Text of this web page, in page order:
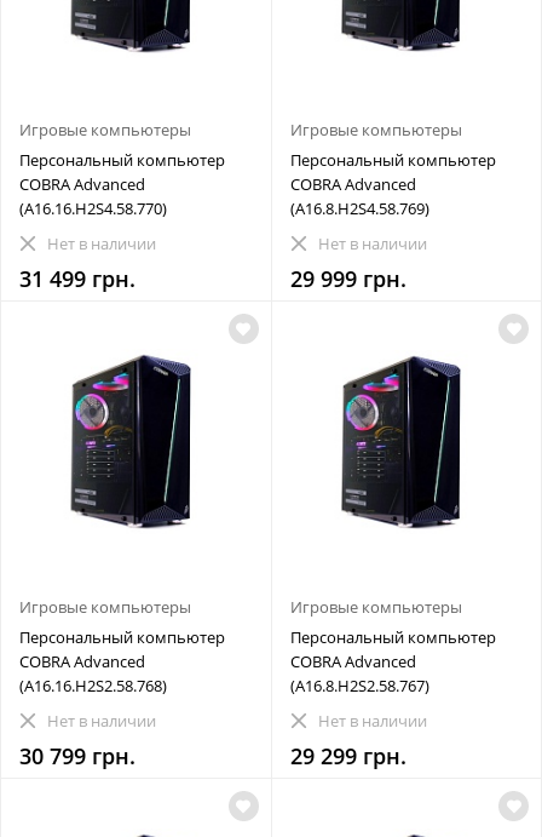
Игровые компьютеры
Персональный компьютер
COBRA Advanced
(A16.16.H2S4.58.770)
Нет в наличии
31 499 грн.
Игровые компьютеры
Персональный компьютер
COBRA Advanced
(A16.8.H2S4.58.769)
Нет в наличии
29 999 грн.
Игровые компьютеры
Персональный компьютер
COBRA Advanced
(A16.16.H2S2.58.768)
Нет в наличии
30 799 грн.
Игровые компьютеры
Персональный компьютер
COBRA Advanced
(A16.8.H2S2.58.767)
Нет в наличии
29 299 грн.